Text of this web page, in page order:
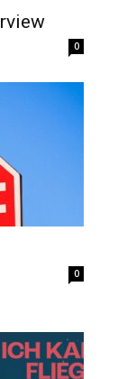
0
0